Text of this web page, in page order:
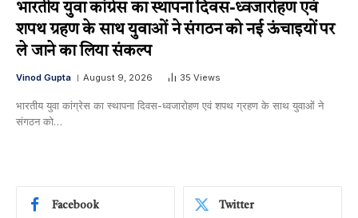
भारतीय युवा कांग्रेस का स्थापना दिवस-ध्वजारोहण एवं
शपथ ग्रहण के साथ युवाओं ने संगठन को नई ऊंचाइयों पर
ले जाने का लिया संकल्प
Vinod Gupta August 9, 2026 35 Views
भारतीय युवा कांग्रेस का स्थापना दिवस-ध्वजारोहण एवं शपथ ग्रहण के साथ युवाओं ने
संगठन को…
Facebook Twitter